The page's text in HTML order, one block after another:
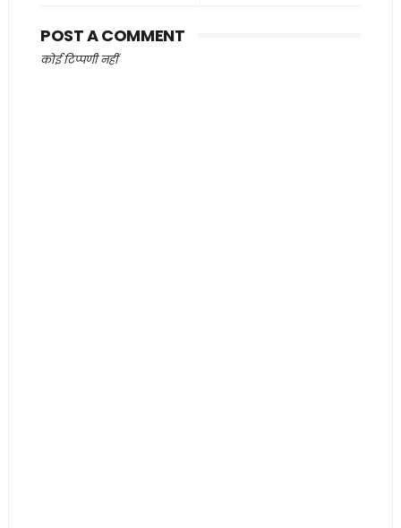
POST A COMMENT
कोई टिप्पणी नहीं